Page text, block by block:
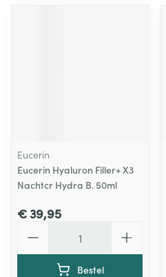
Eucerin
Eucerin Hyaluron Filler+ X3
Nachtcr Hydra B. 50ml
€ 39,95
Bestel